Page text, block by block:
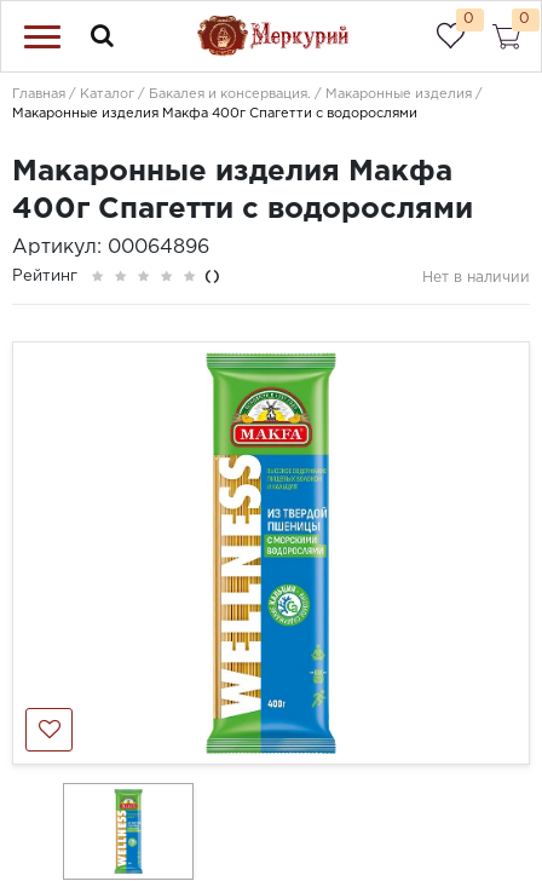
0 0
Главная Каталог Бакалея и консервация.
Макаронные изделия
Макаронные изделия Макфа 400г Спагетти с водорослями
Макаронные изделия Макфа
400г Спагетти с водорослями
Артикул: 00064896
Рейтинг () Нет в наличии